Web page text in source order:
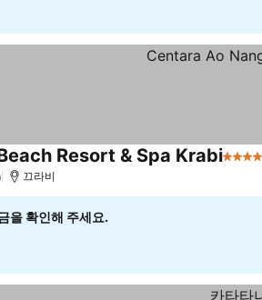
Resort & Spa Krabi4 성급
끄라비
을 확인해 주세요.